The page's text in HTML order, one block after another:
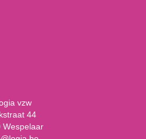
vzw
44
Wespelaar